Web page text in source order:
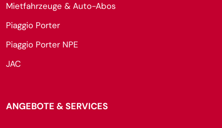
Mietfahrzeuge & Auto-Abos
Piaggio Porter
Piaggio Porter NPE
JAC
ANGEBOTE & SERVICES